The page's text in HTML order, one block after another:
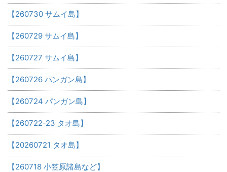
【260730 サムイ島】
【260729 サムイ島】
【260727 サムイ島】
【260726 パンガン島】
【260724 パンガン島】
【260722-23 タオ島】
【20260721 タオ島】
【260718 小笠原諸島など】